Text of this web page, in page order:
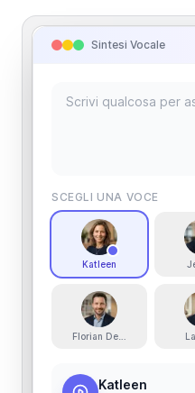
Sintesi Vocale
SCEGLI UNA VOCE
Katleen
Florian De'Booser
Katleen